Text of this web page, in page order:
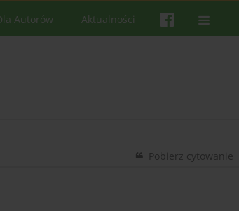
Autorów Aktualności
Pobierz cytowanie